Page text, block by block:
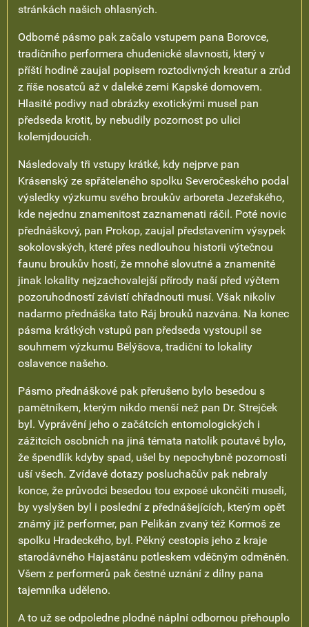
stránkách našich ohlasných.
Odborné pásmo pak začalo vstupem pana Borovce,
tradičního performera chudenické slavnosti, který v
příští hodině zaujal popisem roztodivných kreatur a zrůd
z říše nosatců až v daleké zemi Kapské domovem.
Hlasité podivy nad obrázky exotickými musel pan
předseda krotit, by nebudily pozornost po ulici
kolemjdoucích.
Následovaly tři vstupy krátké, kdy nejprve pan
Krásenský ze spřáteleného spolku Severočeského podal
výsledky výzkumu svého broukův arboreta Jezeřského,
kde nejednu znamenitost zaznamenati ráčil. Poté novic
přednáškový, pan Prokop, zaujal představením výsypek
sokolovských, které přes nedlouhou historii výtečnou
faunu broukův hostí, že mnohé slovutné a znamenité
jinak lokality nejzachovalejší přírody naší před výčtem
pozoruhodností závistí chřadnouti musí. Však nikoliv
nadarmo přednáška tato Ráj brouků nazvána. Na konec
pásma krátkých vstupů pan předseda vystoupil se
souhrnem výzkumu Bělýšova, tradiční to lokality
oslavence našeho.
Pásmo přednáškové pak přerušeno bylo besedou s
pamětníkem, kterým nikdo menší než pan Dr. Strejček
byl. Vyprávění jeho o začátcích entomologických i
zážitcích osobních na jiná témata natolik poutavé bylo,
že špendlík kdyby spad, ušel by nepochybně pozornosti
uší všech. Zvídavé dotazy posluchačův pak nebraly
konce, že průvodci besedou tou exposé ukončiti museli,
by vyslyšen byl i poslední z přednášejících, kterým opět
známý již performer, pan Pelikán zvaný též Kormoš ze
spolku Hradeckého, byl. Pěkný cestopis jeho z kraje
starodávného Hajastánu potleskem vděčným odměněn.
Všem z performerů pak čestné uznání z dílny pana
tajemníka uděleno.
A to už se odpoledne plodné náplní odbornou přehouplo